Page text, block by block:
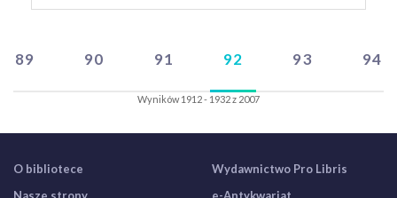
89 90 91 92 93 94
Wyników 1912 - 1932 z 2007
O bibliotece
Wydawnictwo Pro Libris